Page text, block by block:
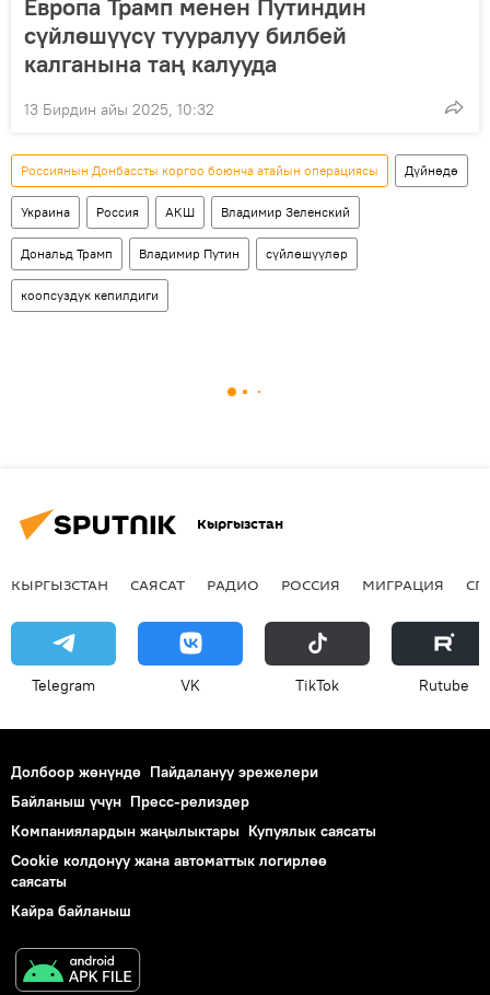
Европа Трамп менен Путиндин
сүйлөшүүсү тууралуу билбей
калганына таң калууда
13 Бирдин айы 2025, 10:32
Россиянын Донбассты коргоо боюнча атайын операциясы Дүйнөдө
Украина Россия АКШ Владимир Зеленский
Дональд Трамп Владимир Путин сүйлөшүүлөр
коопсуздук кепилдиги
Кыргызстан
КЫРГЫЗСТАН САЯСАТ РАДИО РОССИЯ МИГРАЦИЯ
Telegram VK ТikТоk Rutube
Долбоор жөнүндө Пайдалануу эрежелери
Байланыш үчүн Пресс-релиздер
Компаниялардын жаңылыктары Купуялык саясаты
Cookie колдонуу жана автоматтык логирлөө
саясаты
Кайра байланыш